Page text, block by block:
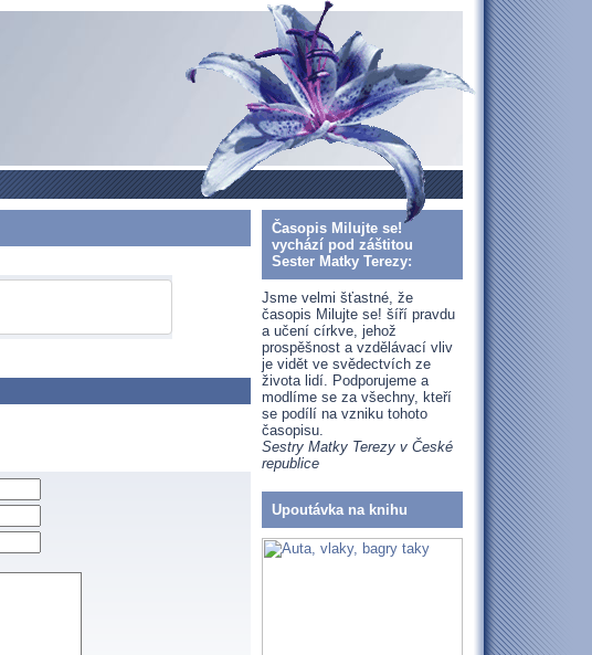
Časopis Milujte se!
vychází pod záštitou
Sester Matky Terezy:
Jsme velmi šťastné, že
časopis Milujte se! šíří pravdu
a učení církve, jehož
prospěšnost a vzdělávací vliv
je vidět ve svědectvích ze
života lidí. Podporujeme a
modlíme se za všechny, kteří
se podílí na vzniku tohoto
časopisu.
Sestry Matky Terezy v České
republice
Upoutávka na knihu